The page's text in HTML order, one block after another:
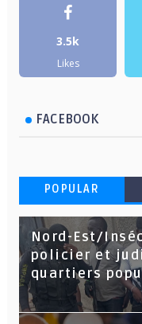
3.5k
Likes
FACEBOOK
POPULAR
Nord-Est/
policier et
quartiers